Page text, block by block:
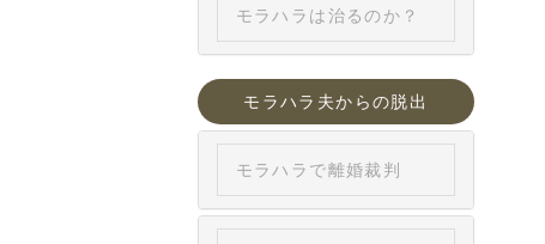
モラハラは治るのか？
モラハラ夫からの脱出
モラハラで離婚裁判